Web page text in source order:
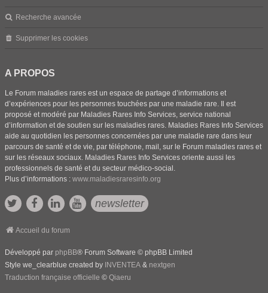
Recherche avancée
Supprimer les cookies
A PROPOS
Le Forum maladies rares est un espace de partage d’informations et
d’expériences pour les personnes touchées par une maladie rare. Il est
proposé et modéré par Maladies Rares Info Services, service national
d’information et de soutien sur les maladies rares. Maladies Rares Info Services
aide au quotidien les personnes concernées par une maladie rare dans leur
parcours de santé et de vie, par téléphone, mail, sur le Forum maladies rares et
sur les réseaux sociaux. Maladies Rares Info Services oriente aussi les
professionnels de santé et du secteur médico-social.
Plus d’informations : www.maladiesraresinfo.org
newsletter
Accueil du forum
Développé par phpBB® Forum Software © phpBB Limited
Style we_clearblue created by INVENTEA & nextgen
Traduction française officielle © Qiaeru